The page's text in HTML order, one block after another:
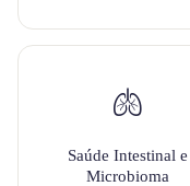
🫁
Saúde Intestinal e
Microbioma